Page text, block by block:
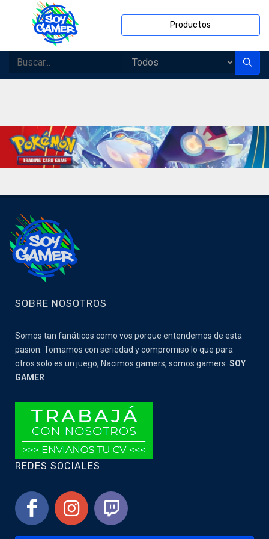
Productos
SOBRE NOSOTROS
Somos tan fanáticos como vos porque entendemos de esta
pasion. Tomamos con seriedad y compromiso lo que para
otros solo es un juego, Nacimos gamers, somos gamers. SOY
GAMER
REDES SOCIALES